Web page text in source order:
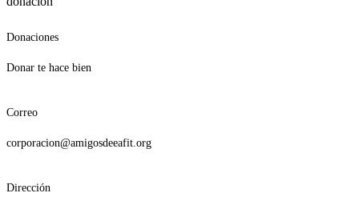
Donaciones
Donar te hace bien
Correo
corporacion@amigosdeeafit.org
Dirección